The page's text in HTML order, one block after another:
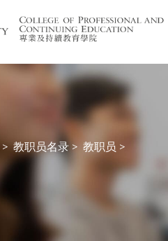
> 教职员名录 > 教职员 >